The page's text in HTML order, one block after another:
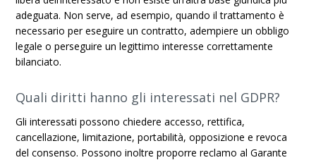
adeguata. Non serve, ad esempio, quando il trattamento è
necessario per eseguire un contratto, adempiere un obbligo
legale o perseguire un legittimo interesse correttamente
bilanciato.
Quali diritti hanno gli interessati nel GDPR?
Gli interessati possono chiedere accesso, rettifica,
cancellazione, limitazione, portabilità, opposizione e revoca
del consenso. Possono inoltre proporre reclamo al Garante